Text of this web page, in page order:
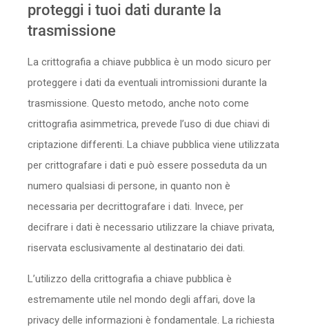
Servizi
proteggi i tuoi dati durante la
trasmissione
La crittografia a chiave pubblica è un modo sicuro per
proteggere i dati da eventuali intromissioni durante la
trasmissione. Questo metodo, anche noto come
crittografia asimmetrica, prevede l’uso di due chiavi di
criptazione differenti. La chiave pubblica viene utilizzata
per crittografare i dati e può essere posseduta da un
numero qualsiasi di persone, in quanto non è
necessaria per decrittografare i dati. Invece, per
decifrare i dati è necessario utilizzare la chiave privata,
riservata esclusivamente al destinatario dei dati.
L’utilizzo della crittografia a chiave pubblica è
estremamente utile nel mondo degli affari, dove la
privacy delle informazioni è fondamentale. La richiesta